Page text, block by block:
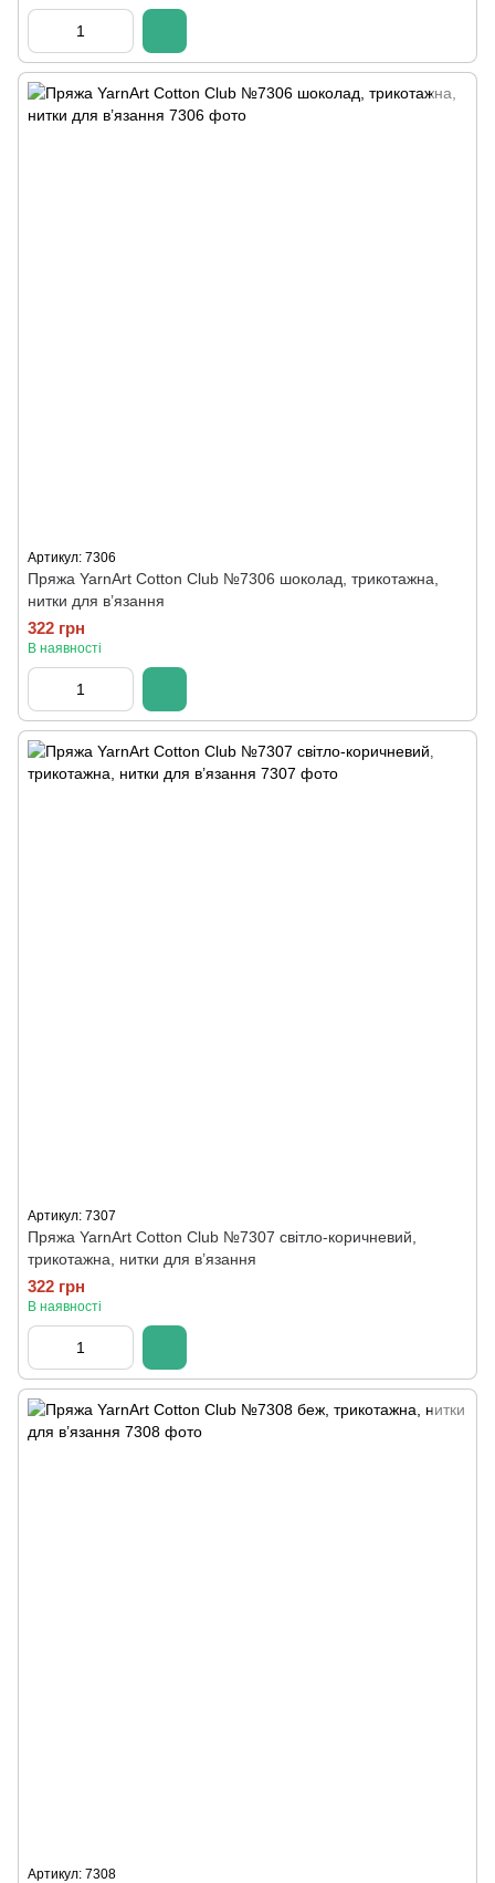
Артикул: 7306
Пряжа YarnArt Cotton Club №7306 шоколад, трикотажна,
нитки для в’язання
322 грн
В наявності
Артикул: 7307
Пряжа YarnArt Cotton Club №7307 світло-коричневий,
трикотажна, нитки для в’язання
322 грн
В наявності
Артикул: 7308